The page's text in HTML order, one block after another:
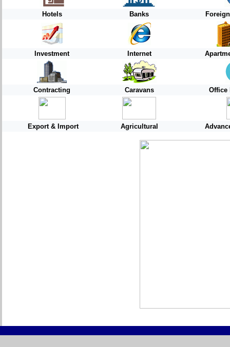
Hotels Banks Foreign
Investment Internet
Contracting Caravans Office
Export & Import Agricultural